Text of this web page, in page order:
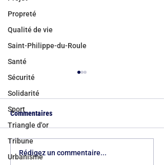
Propreté
Qualité de vie
Saint-Philippe-du-Roule
Santé
Sécurité
Solidarité
Sport
Triangle d'or
Tribune
UrbanismeCanicule à Paris : la Mairie
Commentaires
Rédigez un commentaire...